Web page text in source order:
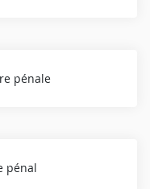
pénale
pénal